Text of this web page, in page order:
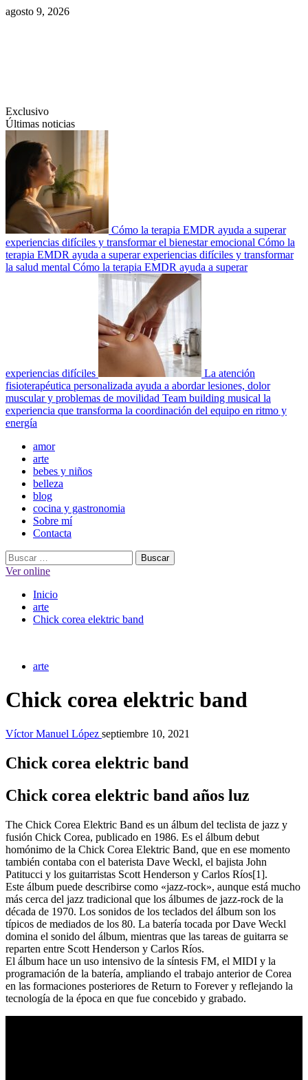
Saltar
agosto 9, 2026
Exclusivo
Últimas noticias
Cómo la terapia EMDR ayuda a superar
experiencias difíciles y transformar el bienestar emocional Cómo la
terapia EMDR ayuda a superar experiencias difíciles y transformar
la salud mental Cómo la terapia EMDR ayuda a superar
experiencias difíciles
La atención
fisioterapéutica personalizada ayuda a abordar lesiones, dolor
muscular y problemas de movilidad Team building musical la
experiencia que transforma la coordinación del equipo en ritmo y
energía
Menú
principal
amor
arte
bebes y niños
belleza
blog
cocina y gastronomia
Sobre mí
Contacta
Buscar:
Ver online
Inicio
arte
Chick corea elektric band
arte
Chick corea elektric band
Víctor Manuel López septiembre 10, 2021
Chick corea elektric band
Chick corea elektric band años luz
The Chick Corea Elektric Band es un álbum del teclista de jazz y
fusión Chick Corea, publicado en 1986. Es el álbum debut
homónimo de la Chick Corea Elektric Band, que en ese momento
también contaba con el baterista Dave Weckl, el bajista John
Patitucci y los guitarristas Scott Henderson y Carlos Ríos[1].
Este álbum puede describirse como «jazz-rock», aunque está mucho
más cerca del jazz tradicional que los álbumes de jazz-rock de la
década de 1970. Los sonidos de los teclados del álbum son los
típicos de mediados de los 80. La batería tocada por Dave Weckl
domina el sonido del álbum, mientras que las tareas de guitarra se
reparten entre Scott Henderson y Carlos Ríos.
El álbum hace un uso intensivo de la síntesis FM, el MIDI y la
programación de la batería, ampliando el trabajo anterior de Corea
en las formaciones posteriores de Return to Forever y reflejando la
tecnología de la época en que fue concebido y grabado.